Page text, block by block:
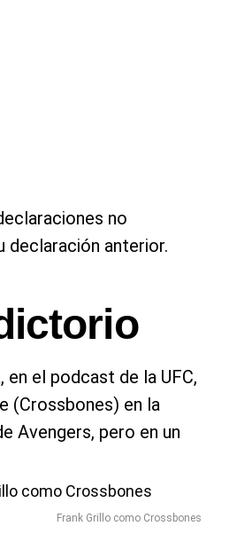
no
declaración anterior.
en el podcast de la UFC,
(Crossbones) en la
Avengers, pero en un
Frank Grillo como Crossbones